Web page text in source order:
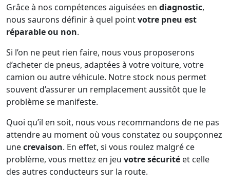
Grâce à nos compétences aiguisées en diagnostic,
nous saurons définir à quel pointvotre pneu est
réparable ou non.
Si l’on ne peut rien faire, nous vous proposerons
d’acheter de pneus, adaptées à votre voiture, votre
camion ou autre véhicule. Notre stock nous permet
souvent d’assurer un remplacement aussitôt que le
problème se manifeste.
Quoi qu’il en soit, nous vous recommandons de ne pas
attendre au moment où vous constatez ou soupçonnez
unecrevaison. En effet, si vous roulez malgré ce
problème, vous mettez en jeu votre sécurité et celle
des autres conducteurs sur la route.